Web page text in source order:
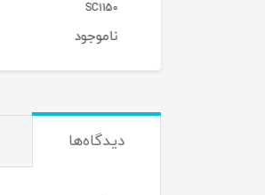
SC1150
ناموجود
دیدگاه‌ها